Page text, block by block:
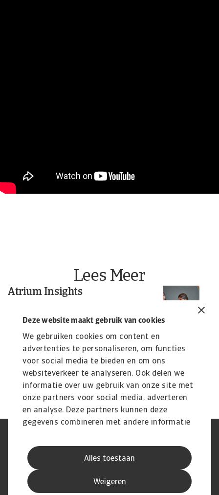
Deze website maakt gebruik van cookies
We gebruiken cookies om content en
advertenties te personaliseren, om functies
voor social media te bieden en om ons
websiteverkeer te analyseren. Ook delen we
informatie over uw gebruik van onze site met
onze partners voor social media, adverteren
en analyse. Deze partners kunnen deze
gegevens combineren met andere informatie
verzameld op basis van uw gebruik van hun
services.
Alles toestaan
Weigeren
Lees Meer
Atrium Insights
customers, market and prospects via a single
Cookie informatie
Phishing en fraude
Juridische informatie
Supplier information